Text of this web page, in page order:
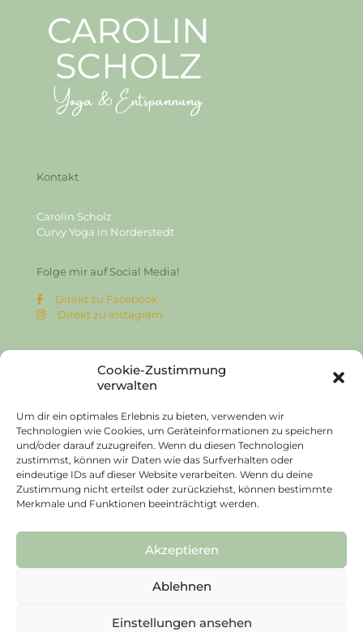
Cookie-Zustimmung
verwalten
Um dir ein optimales Erlebnis zu bieten, verwenden wir
Technologien wie Cookies, um Geräteinformationen zu speichern
und/oder darauf zuzugreifen. Wenn du diesen Technologien
zustimmst, können wir Daten wie das Surfverhalten oder
eindeutige IDs auf dieser Website verarbeiten. Wenn du deine
Zustimmung nicht erteilst oder zurückziehst, können bestimmte
Merkmale und Funktionen beeinträchtigt werden.
Akzeptieren
Ablehnen
Einstellungen ansehen
Kontakt
Carolin Scholz
Curvy Yoga in Norderstedt
Folge mir auf Social Media!
Direkt zu Facebook
Direkt zu Instagram
Impressum
Datenschutz
Cookies
ÅW